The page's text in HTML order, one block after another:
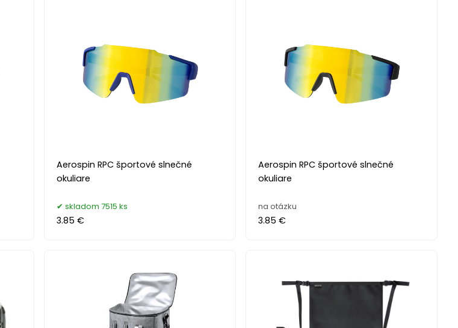
Aerospin RPC športové slnečné
okuliare
skladom 7515 ks
3.85 €
Aerospin RPC športové slnečné
okuliare
na otázku
3.85 €